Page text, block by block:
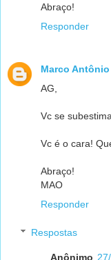
Abraço!
Responder
Marco
AG,
Vc se
Vc é o cara!
Abraço!
MAO
Responder
Respostas
Anônimo